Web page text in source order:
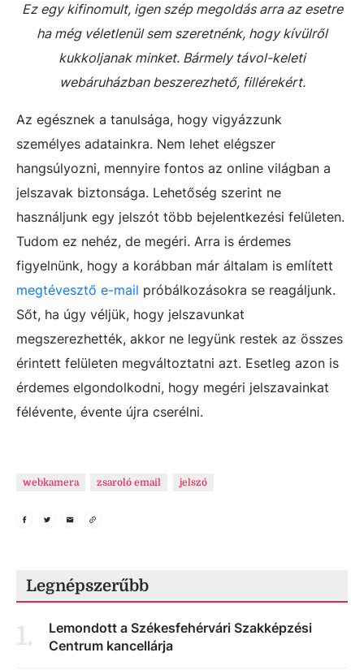
Ez egy kifinomult, igen szép megoldás arra az esetre
ha még véletlenül sem szeretnénk, hogy kívülről
kukkoljanak minket. Bármely távol-keleti
webáruházban beszerezhető, fillérekért.
Az egésznek a tanulsága, hogy vigyázzunk
személyes adatainkra. Nem lehet elégszer
hangsúlyozni, mennyire fontos az online világban a
jelszavak biztonsága. Lehetőség szerint ne
használjunk egy jelszót több bejelentkezési felületen.
Tudom ez nehéz, de megéri. Arra is érdemes
figyelnünk, hogy a korábban már általam is említett
megtévesztő e-mail próbálkozásokra se reagáljunk.
Sőt, ha úgy véljük, hogy jelszavunkat
megszerezhették, akkor ne legyünk restek az összes
érintett felületen megváltoztatni azt. Esetleg azon is
érdemes elgondolkodni, hogy megéri jelszavainkat
félévente, évente újra cserélni.
webkamera zsaroló email jelszó
Legnépszerűbb
1.
Lemondott a Székesfehérvári Szakképzési
Centrum kancellárja